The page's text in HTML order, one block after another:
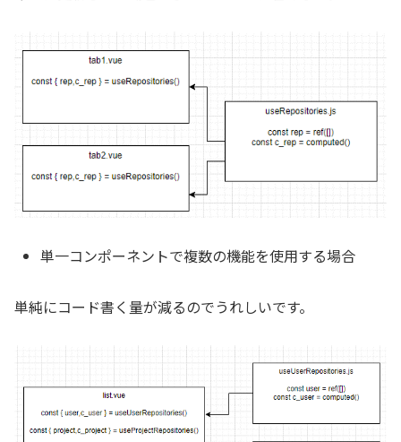
単一コンポーネントで複数の機能を使用する場合
単純にコード書く量が減るのでうれしいです。